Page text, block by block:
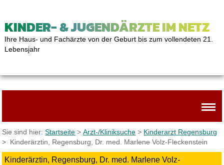
KINDER- & JUGENDÄRZTE IM NETZ
Ihre Haus- und Fachärzte von der Geburt bis zum vollendeten 21.
Lebensjahr
Sie sind hier:Startseite >Arzt-/Kliniksuche > Kinderarzt Regensburg
> Kinderärztin, Regensburg, Dr. med. Marlene Volz-Fleckenstein
Kinderärztin, Regensburg, Dr. med. Marlene Volz-